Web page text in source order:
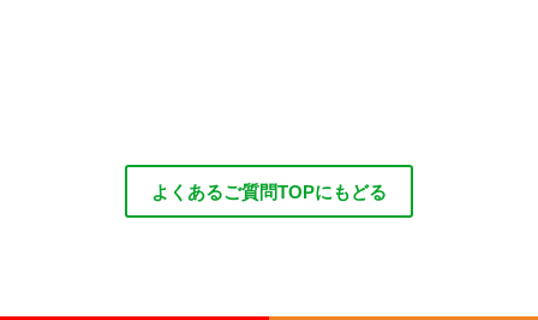
よくあるご質問TOPにもどる